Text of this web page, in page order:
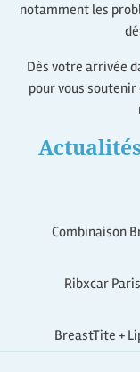
notamment les
Dès votre arrivée
pour vous
Combinaison
Ribxcar
BreastTite +